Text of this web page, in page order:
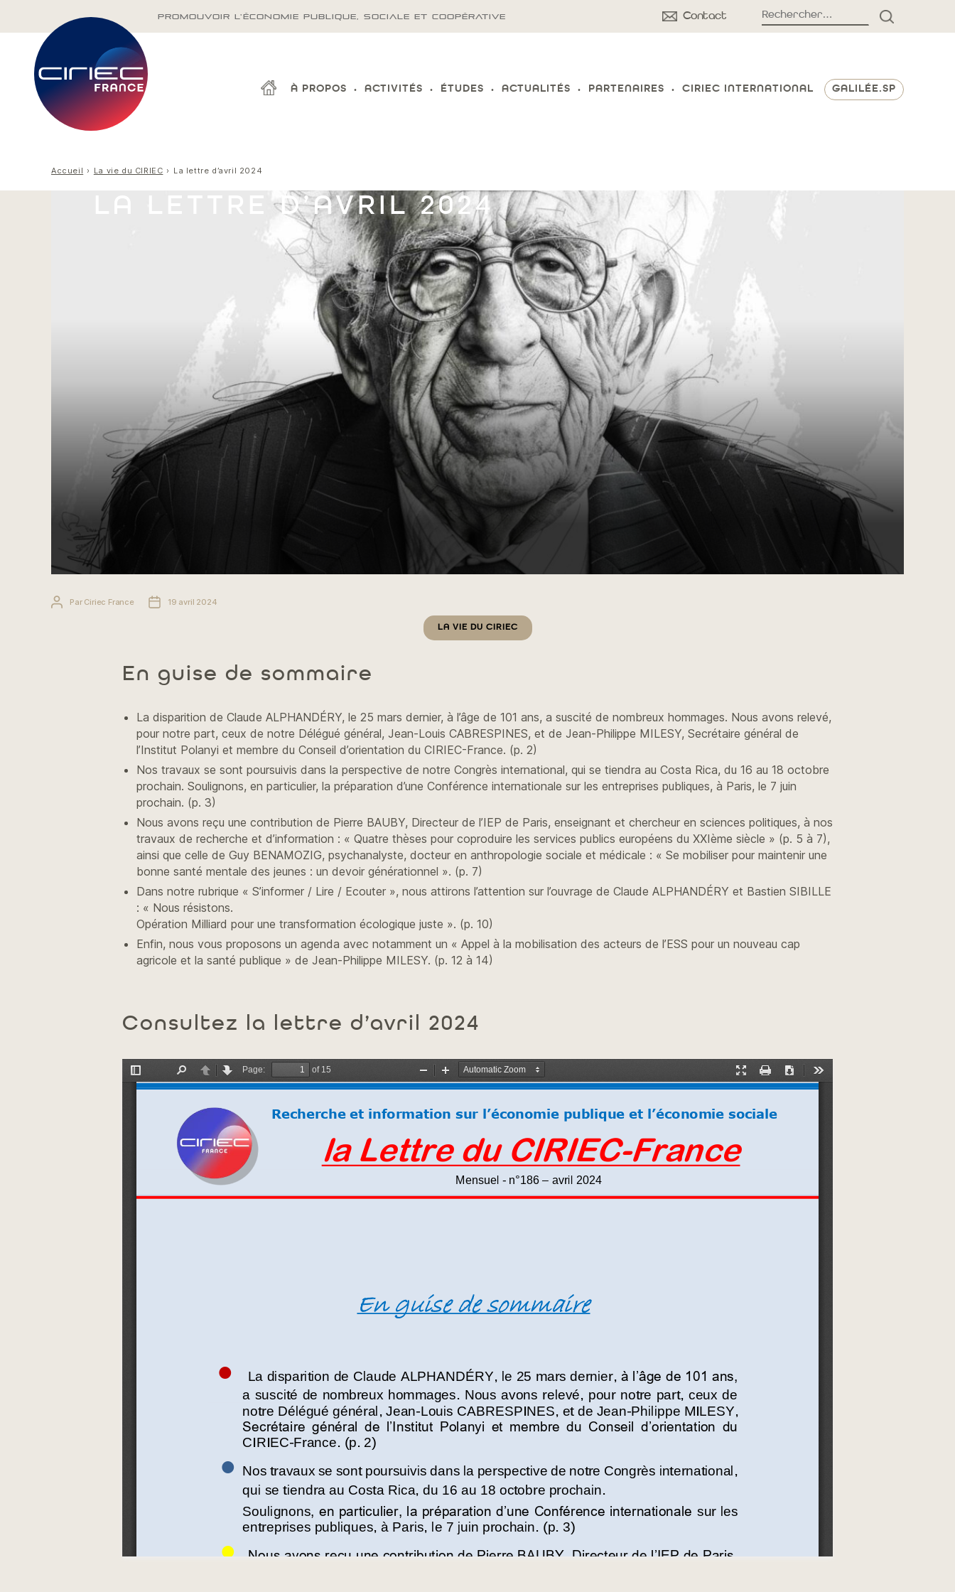
PROMOUVOIR L'ÉCONOMIE PUBLIQUE, SOCIALE ET COOPÉRATIVE Contact Rechercher :
À PROPOS ACTIVITÉS ÉTUDES ACTUALITÉS PARTENAIRES CIRIEC INTERNATIONAL GALILÉE.SP
Accueil La vie du CIRIEC La lettre d’avril 2024
LA LETTRE D’AVRIL 2024
Auteur
Par Ciriec France
Date19 avril 2024
Catégories
LA VIE DU CIRIEC
En guise de sommaire
La disparition de Claude ALPHANDÉRY, le 25 mars dernier, à l’âge de 101 ans, a suscité de nombreux hommages. Nous avons relevé,
pour notre part, ceux de notre Délégué général, Jean-Louis CABRESPINES, et de Jean-Philippe MILESY, Secrétaire général de
l’Institut Polanyi et membre du Conseil d’orientation du CIRIEC-France. (p. 2)
Nos travaux se sont poursuivis dans la perspective de notre Congrès international, qui se tiendra au Costa Rica, du 16 au 18 octobre
prochain. Soulignons, en particulier, la préparation d’une Conférence internationale sur les entreprises publiques, à Paris, le 7 juin
prochain. (p. 3)
Nous avons reçu une contribution de Pierre BAUBY, Directeur de l’IEP de Paris, enseignant et chercheur en sciences politiques, à nos
travaux de recherche et d’information : « Quatre thèses pour coproduire les services publics européens du XXIème siècle » (p. 5 à 7),
ainsi que celle de Guy BENAMOZIG, psychanalyste, docteur en anthropologie sociale et médicale : « Se mobiliser pour maintenir une
bonne santé mentale des jeunes : un devoir générationnel ». (p. 7)
Dans notre rubrique « S’informer / Lire / Ecouter », nous attirons l’attention sur l’ouvrage de Claude ALPHANDÉRY et Bastien SIBILLE
: « Nous résistons.
Opération Milliard pour une transformation écologique juste ». (p. 10)
Enfin, nous vous proposons un agenda avec notamment un « Appel à la mobilisation des acteurs de l’ESS pour un nouveau cap
agricole et la santé publique » de Jean-Philippe MILESY. (p. 12 à 14)
Consultez la lettre d’avril 2024